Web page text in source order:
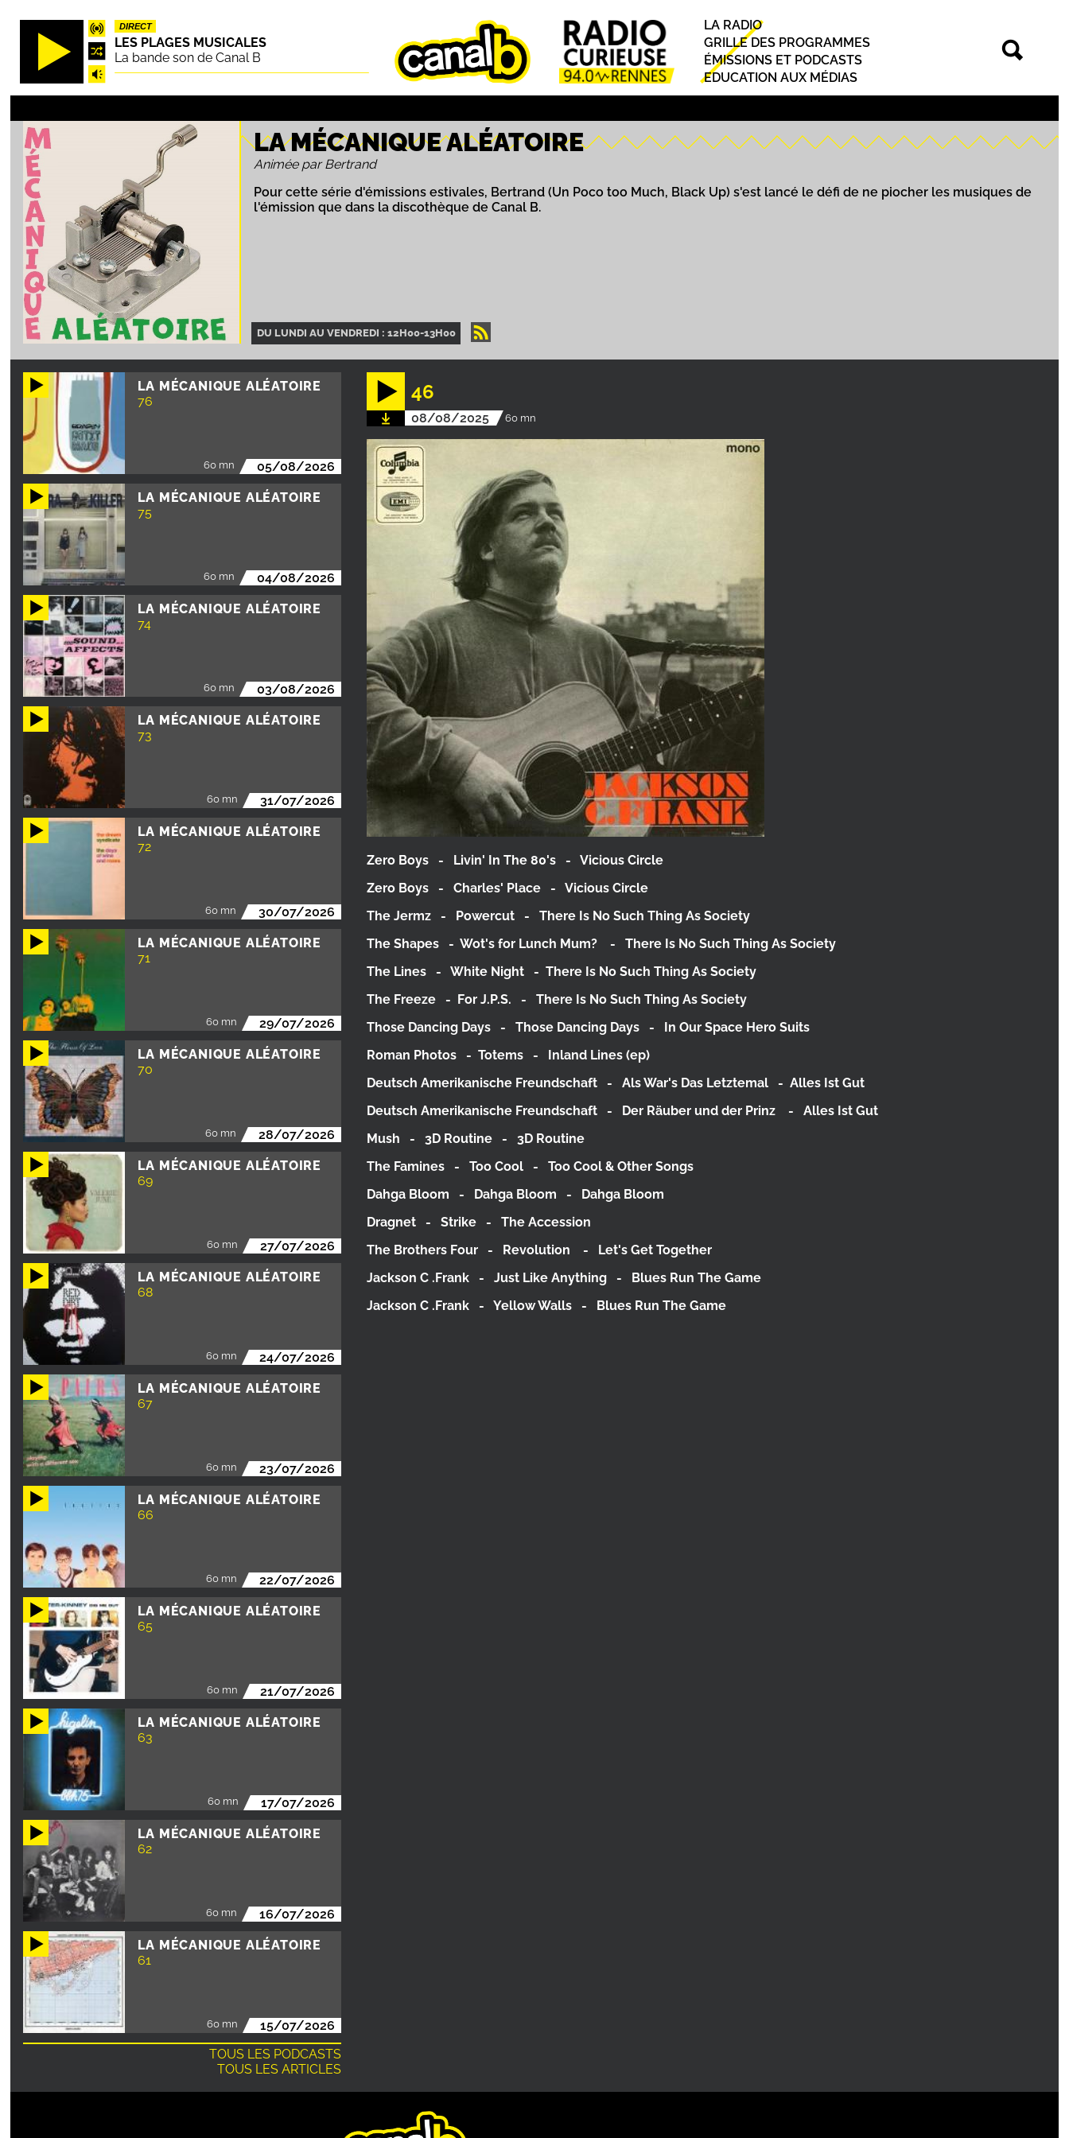
Aller
principal
DIRECT
LES PLAGES MUSICALES
La bande son de Canal B
Principal
LA RADIO
GRILLE DES PROGRAMMES
ÉMISSIONS ET PODCASTS
EDUCATION AUX MÉDIAS
LA MÉCANIQUE ALÉATOIRE
Animée par Bertrand
Pour cette série d'émissions estivales, Bertrand (Un Poco too Much, Black Up) s'est lancé le défi de ne piocher les musiques de
l'émission que dans la discothèque de Canal B.
DU LUNDI AU VENDREDI : 12H00-13H00
LA MÉCANIQUE ALÉATOIRE
76
60 mn 05/08/2026
LA MÉCANIQUE ALÉATOIRE
75
60 mn 04/08/2026
LA MÉCANIQUE ALÉATOIRE
74
60 mn 03/08/2026
LA MÉCANIQUE ALÉATOIRE
73
60 mn 31/07/2026
LA MÉCANIQUE ALÉATOIRE
72
60 mn 30/07/2026
LA MÉCANIQUE ALÉATOIRE
71
60 mn 29/07/2026
LA MÉCANIQUE ALÉATOIRE
70
60 mn 28/07/2026
LA MÉCANIQUE ALÉATOIRE
69
60 mn 27/07/2026
LA MÉCANIQUE ALÉATOIRE
68
60 mn 24/07/2026
LA MÉCANIQUE ALÉATOIRE
67
60 mn 23/07/2026
LA MÉCANIQUE ALÉATOIRE
66
60 mn 22/07/2026
LA MÉCANIQUE ALÉATOIRE
65
60 mn 21/07/2026
LA MÉCANIQUE ALÉATOIRE
63
60 mn 17/07/2026
LA MÉCANIQUE ALÉATOIRE
62
60 mn 16/07/2026
LA MÉCANIQUE ALÉATOIRE
61
60 mn
15/07/2026
TOUS LES PODCASTS
TOUS LES ARTICLES
46
08/08/2025 60 mn
Zero Boys - Livin' In The 80's - Vicious Circle
Zero Boys - Charles' Place - Vicious Circle
The Jermz - Powercut - There Is No Such Thing As Society
The Shapes - Wot's for Lunch Mum? - There Is No Such Thing As Society
The Lines - White Night - There Is No Such Thing As Society
The Freeze - For J.P.S. - There Is No Such Thing As Society
Those Dancing Days - Those Dancing Days - In Our Space Hero Suits
Roman Photos - Totems - Inland Lines (ep)
Deutsch Amerikanische Freundschaft - Als War's Das Letztemal - Alles Ist Gut
Deutsch Amerikanische Freundschaft - Der Räuber und der Prinz - Alles Ist Gut
Mush - 3D Routine - 3D Routine
The Famines - Too Cool - Too Cool & Other Songs
Dahga Bloom - Dahga Bloom - Dahga Bloom
Dragnet - Strike - The Accession
The Brothers Four - Revolution - Let's Get Together
Jackson C .Frank - Just Like Anything - Blues Run The Game
Jackson C .Frank - Yellow Walls - Blues Run The Game